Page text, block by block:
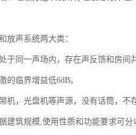
放声系统两大类：
于同一声场内，存在声反馈和房
的临界增益低6dB。
机，光盘机等声源，没有话筒，不
建筑规模,使用性质和功能要求可分